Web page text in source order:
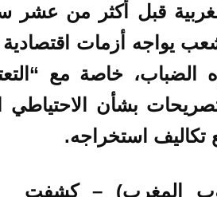
قبل أكثر من عشر
يواجه أزمات اقتصادية
الضباب، خاصة مع
بشأن الاحتياطي
تكاليف استخراجه.
المغرب) – كشفت